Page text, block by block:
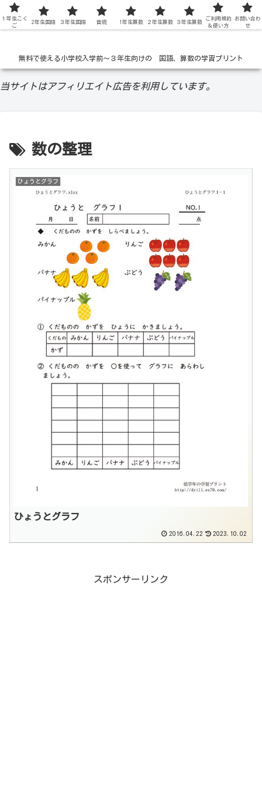
低学年の無料学習ドリル
無料で使える小学校入学前〜３年生向けの 国語、算数の学習プリント
当サイトはアフィリエイト広告を利用しています。
数の整理
ひょうとグラフ
ひょうとグラフ
2016.04.22 2023.10.02
スポンサーリンク
１年生こく
ご
2年生国語 ３年生国語 音読 1年生算数 ２年生算数 ３年生算数
ご利用規約
＆使い方
お問い合わ
せ